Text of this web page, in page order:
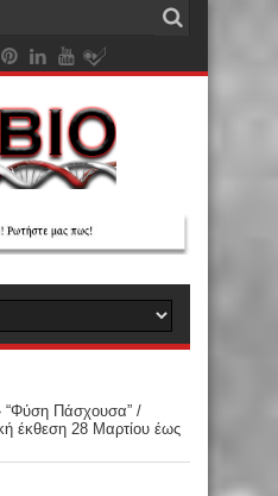
“Φύση Πάσχουσα” /
έκθεση 28 Μαρτίου έως